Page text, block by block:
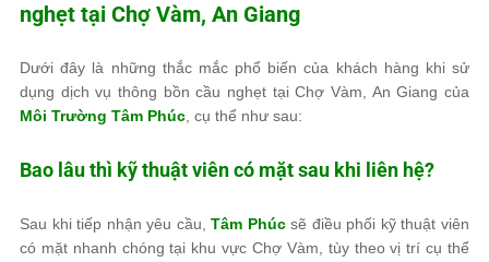
nghẹt tại Chợ Vàm, An Giang
Dưới đây là những thắc mắc phổ biến của khách hàng khi sử
dụng dịch vụ thông bồn cầu nghẹt tại Chợ Vàm, An Giang của
Môi Trường Tâm Phúc , cụ thể như sau:
Bao lâu thì kỹ thuật viên có mặt sau khi liên hệ?
Sau khi tiếp nhận yêu cầu,Tâm Phúcsẽ điều phối kỹ thuật viên
có mặt nhanh chóng tại khu vực Chợ Vàm, tùy theo vị trí cụ thể